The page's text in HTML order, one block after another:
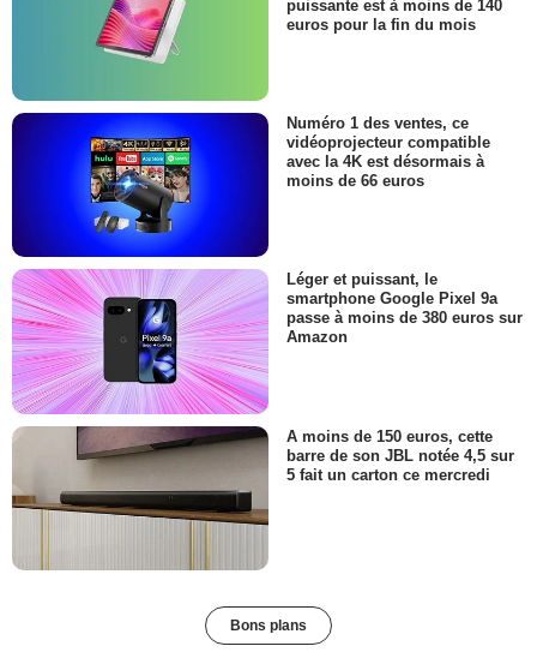
puissante est à moins de 140
euros pour la fin du mois
Numéro 1 des ventes, ce
vidéoprojecteur compatible
avec la 4K est désormais à
moins de 66 euros
Léger et puissant, le
smartphone Google Pixel 9a
passe à moins de 380 euros sur
Amazon
A moins de 150 euros, cette
barre de son JBL notée 4,5 sur
5 fait un carton ce mercredi
Bons plans